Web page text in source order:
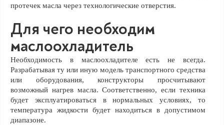
протечек масла через технологические отверстия.
Для чего необходим
маслоохладитель
Необходимость в маслоохладителе есть не всегда.
Разрабатывая ту или иную модель транспортного средства
или оборудования, конструкторы просчитывают
возможный нагрев масла. Соответственно, если техника
будет эксплуатироваться в нормальных условиях, то
температура жидкости будет находиться в допустимом
диапазоне.